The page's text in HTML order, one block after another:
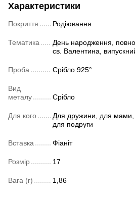
Характеристики
Покриття Родіювання
Тематика
День народження,
св. Валентина,
Проба Срібло 925°
Вид
металу
Срібло
Для кого
Для дружини, для мами,
для подруги
Вставка Фіаніт
Розмір 17
Вага (г) 1,86